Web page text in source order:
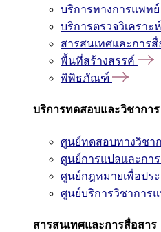
บริการทางการแพทย์
บริการตรวจวิเครา
สารสนเทศและการสื่
พื้นที่สร้างสรรค์
พิพิธภัณฑ์
บริการทดสอบและวิชาการ
ศูนย์ทดสอบทางวิชา
ศูนย์การแปลและกา
ศูนย์กฎหมายเพื่อปร
ศูนย์บริการวิชาการ
สารสนเทศและการสื่อสาร